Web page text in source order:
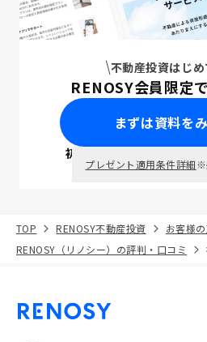
不動産投資はじ
RENOSY会員限定
まずは資料を
初回面談で ポイ
プレゼント適用条件詳細※
TOP RENOSY不動産投資
お客様
RENOSY（リノシー）の評判・口コミ